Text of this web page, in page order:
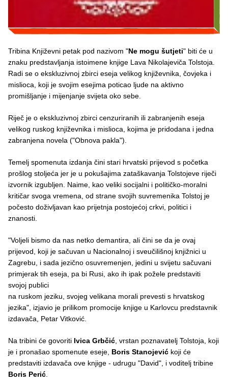
Tribina Književni petak pod nazivom "Ne mogu šutjeti" biti će u
znaku predstavljanja istoimene knjige Lava Nikolajeviča Tolstoja.
Radi se o ekskluzivnoj zbirci eseja velikog književnika, čovjeka i
mislioca, koji je svojim esejima poticao ljude na aktivno
promišljanje i mijenjanje svijeta oko sebe.
Riječ je o ekskluzivnoj zbirci cenzuriranih ili zabranjenih eseja
velikog ruskog književnika i mislioca, kojima je pridodana i jedna
zabranjena novela ("Obnova pakla").
Temelj spomenuta izdanja čini stari hrvatski prijevod s početka
prošlog stoljeća jer je u pokušajima zataškavanja Tolstojeve riječi
izvornik izgubljen. Naime, kao veliki socijalni i političko-moralni
kritičar svoga vremena, od strane svojih suvremenika Tolstoj je
počesto doživljavan kao prijetnja postojećoj crkvi, politici i
znanosti.
"Voljeli bismo da nas netko demantira, ali čini se da je ovaj
prijevod, koji je sačuvan u Nacionalnoj i sveučilišnoj knjižnici u
Zagrebu, i sada jezično osuvremenjen, jedini u svijetu sačuvani
primjerak tih eseja, pa bi Rusi, ako ih ipak požele predstaviti
svojoj publici
na ruskom jeziku, svojeg velikana morali prevesti s hrvatskog
jezika", izjavio je prilikom promocije knjige u Karlovcu predstavnik
izdavača, Petar Vitković.
Na tribini će govoriti Ivica Grbčić, vrstan poznavatelj Tolstoja, koji
je i pronašao spomenute eseje, Boris Stanojević koji će
predstaviti izdavača ove knjige - udrugu "David", i voditelj tribine
Boris Perić.